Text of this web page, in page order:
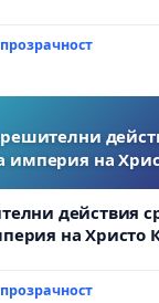
империя на
действия
на Христо